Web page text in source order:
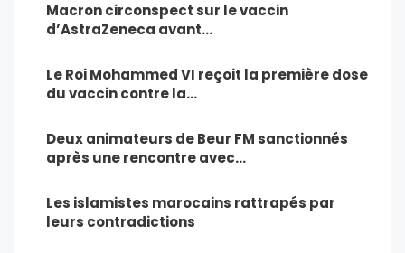
Macron circonspect sur le vaccin
d’AstraZeneca avant…
Le Roi Mohammed VI reçoit la première dose
du vaccin contre la…
Deux animateurs de Beur FM sanctionnés
après une rencontre avec…
Les islamistes marocains rattrapés par
leurs contradictions